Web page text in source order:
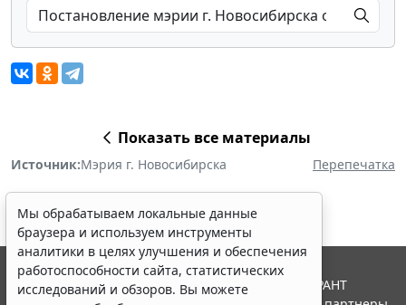
Показать все материалы
Источник:Мэрия г. Новосибирска Перепечатка
Мы обрабатываем локальные данные
браузера и используем инструменты
аналитики в целях улучшения и обеспечения
работоспособности сайта, статистических
исследований и обзоров. Вы можете
© ООО "НПП "ГАРАНТ-СЕРВИС", 2026. Система ГАРАНТ